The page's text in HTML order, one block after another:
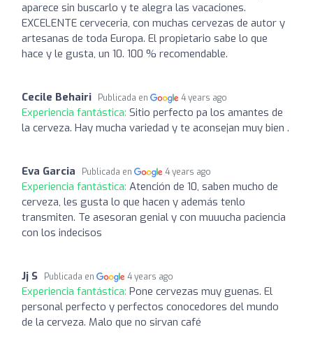
aparece sin buscarlo y te alegra las vacaciones.
EXCELENTE cerveceria, con muchas cervezas de autor y
artesanas de toda Europa. El propietario sabe lo que
hace y le gusta, un 10. 100 % recomendable.
Cecile Behairi Publicada en 4 years ago
Experiencia fantástica: Sitio perfecto pa los amantes de
la cerveza. Hay mucha variedad y te aconsejan muy bien .
Eva Garcia Publicada en 4 years ago
Experiencia fantástica: Atención de 10, saben mucho de
cerveza, les gusta lo que hacen y además tenlo
transmiten. Te asesoran genial y con muuucha paciencia
con los indecisos
Jj S Publicada en 4 years ago
Experiencia fantástica: Pone cervezas muy guenas. El
personal perfecto y perfectos conocedores del mundo
de la cerveza. Malo que no sirvan café